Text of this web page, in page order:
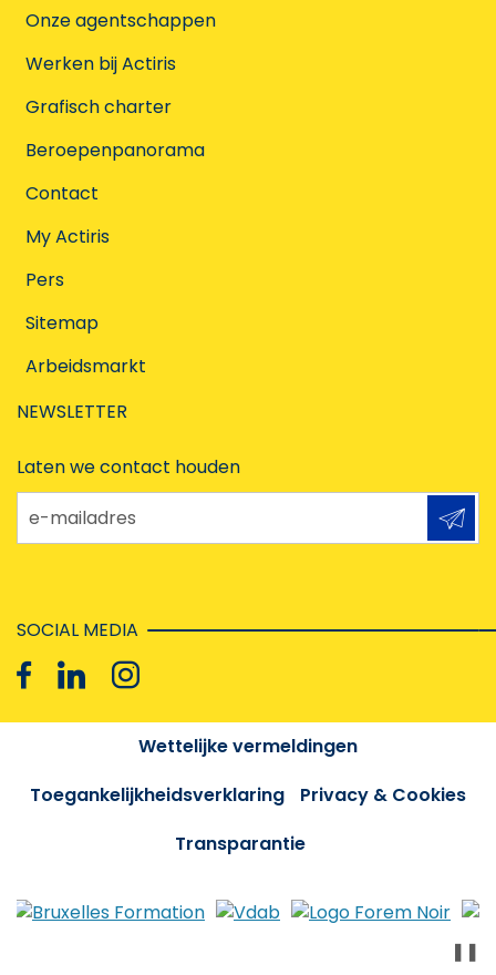
Onze agentschappen
Werken bij Actiris
Grafisch charter
Beroepenpanorama
Contact
My Actiris
Pers
Sitemap
Arbeidsmarkt
NEWSLETTER
Laten we contact houden
e-mailadres
SOCIAL MEDIA
Wettelijke vermeldingen
Toegankelijkheidsverklaring
Privacy & Cookies
Transparantie
❚❚